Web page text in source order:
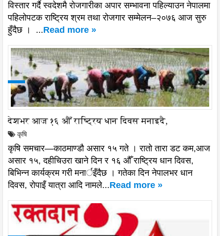
विस्तार गर्दै स्वदेशमै रोजगारीका अपार सम्भावना पहिल्याउन नेपालमा
पहिलोपटक राष्ट्रिय श्रम तथा रोजगार सम्मेलन–२०७६ आज सुरु
हुँदैछ । ...Read more »
देशभर आज १६ औँ राष्ट्रिय धान दिवस मनाइदै,
कृषि
कृषि समचार—काठमाण्डौ असार १५ गते । रातो तारा डट कम,आज
असार १५, दहीचिउरा खाने दिन र १६ औँ राष्ट्रिय धान दिवस,
बिभिन्न कार्यक्रम गरी मनार्इँदैछ । गतेका दिन नेपालभर धान
दिवस, रोपाइँ यात्रा आदि नामले...Read more »